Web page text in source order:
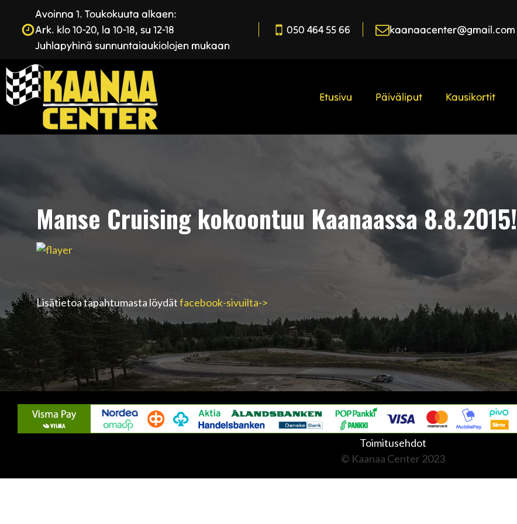
Avoinna 1. Toukokuuta alkaen:
Ark. klo 10-20, la 10-18, su 12-18
Juhlapyhinä sunnuntaiaukiolojen mukaan
050 464 55 66 kaanaacenter@gmail.com
Etusivu Päiväliput Kausikortit
Manse Cruising kokoontuu Kaanaassa 8.8.2015!
Lisätietoa tapahtumasta löydätfacebook-sivuilta->
Toimitusehdot
© Kaanaa Center 2023